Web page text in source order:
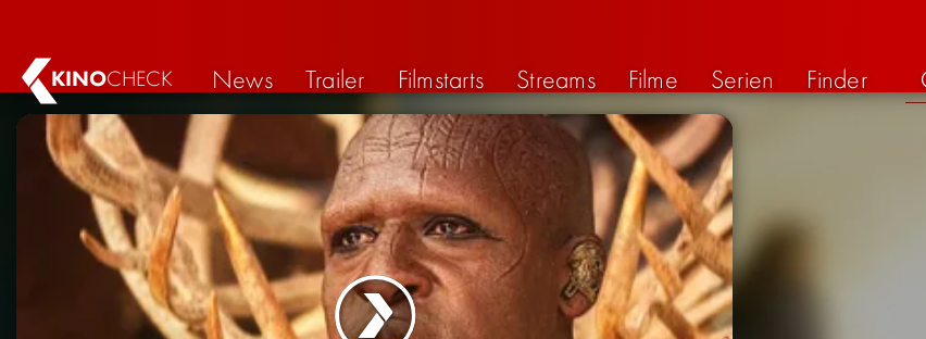
KINOCHECK News Trailer Filmstarts Streams Filme Serien Finder